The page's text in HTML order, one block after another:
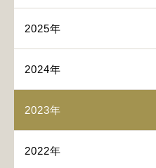
2025年
2024年
2023年
2022年